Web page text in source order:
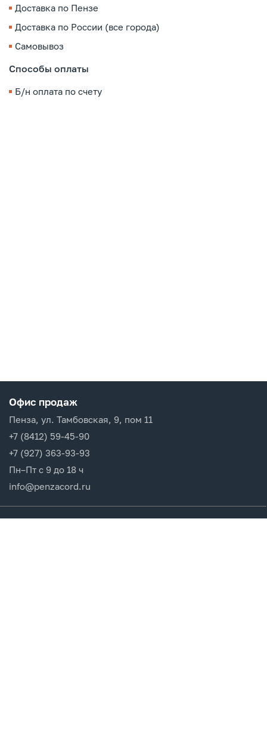
Доставка по Пензе
Доставка по России (все города)
Самовывоз
Способы оплаты
Б/н оплата по счету
Офис продаж
Пенза, ул. Тамбовская, 9, пом 11
+7 (8412) 59-45-90
+7 (927) 363-93-93
Пн–Пт с 9 до 18 ч
info@penzacord.ru
Производители